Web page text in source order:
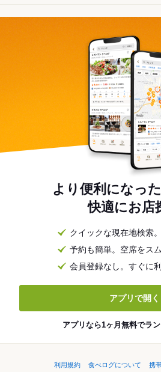
より便利になっ
快適にお店
クイックな現在地検索
予約も簡単。空席をス
会員登録なし。すぐに
アプリで開く
アプリなら1ヶ月無料でラン
利用規約 食べログについて
携